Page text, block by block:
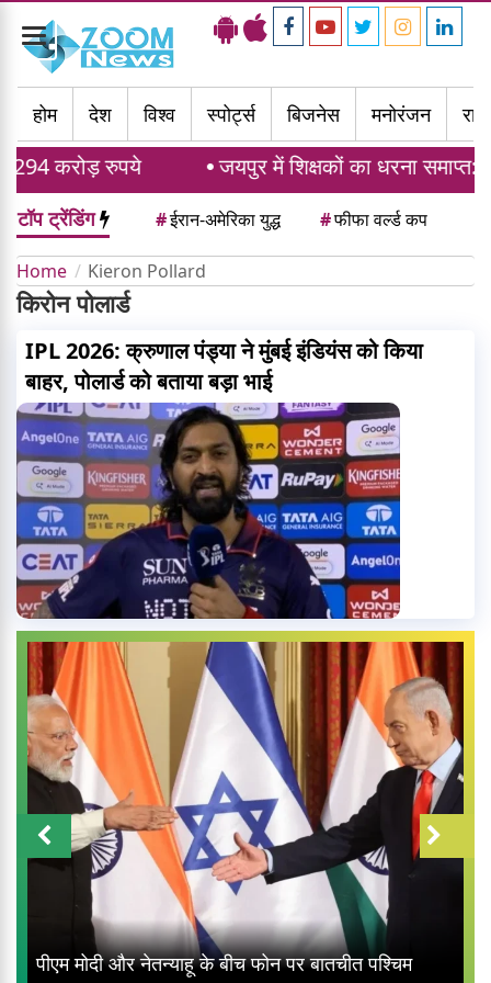
Toggle
navigation
होम
देश विश्व स्पोर्ट्स बिजनेस मनोरंजन
करोड़ रुपये जयपुर में शिक्षकों का धरना समाप्त:
टॉप ट्रेंडिंग #ईरान-अमेरिका युद्ध #फीफा वर्ल्ड कप
Home Kieron Pollard
किरोन पोलार्ड
IPL 2026: क्रुणाल पंड्या ने मुंबई इंडियंस को किया
बाहर, पोलार्ड को बताया बड़ा भाई
पीएम मोदी और नेतन्याहू के बीच फोन पर बातचीत पश्चिम